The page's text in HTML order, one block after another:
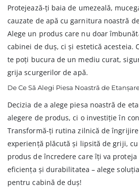
Protejează-ți baia de umezeală,
cauzate de apă cu garnitura noastră
Alege un produs care nu doar
cabinei de duș, ci și estetică acesteia.
te poți bucura de un mediu curat,
grija scurgerilor de apă.
De Ce Să Alegi Piesa Noastră de
Decizia de a alege piesa noastră de
alegere de produs, ci o investiție în
Transformă-ți rutina zilnică de
experiență plăcută și lipsită de griji,
produs de încredere care îți va proteja
eficiența și durabilitatea – alege
pentru cabină de duș!